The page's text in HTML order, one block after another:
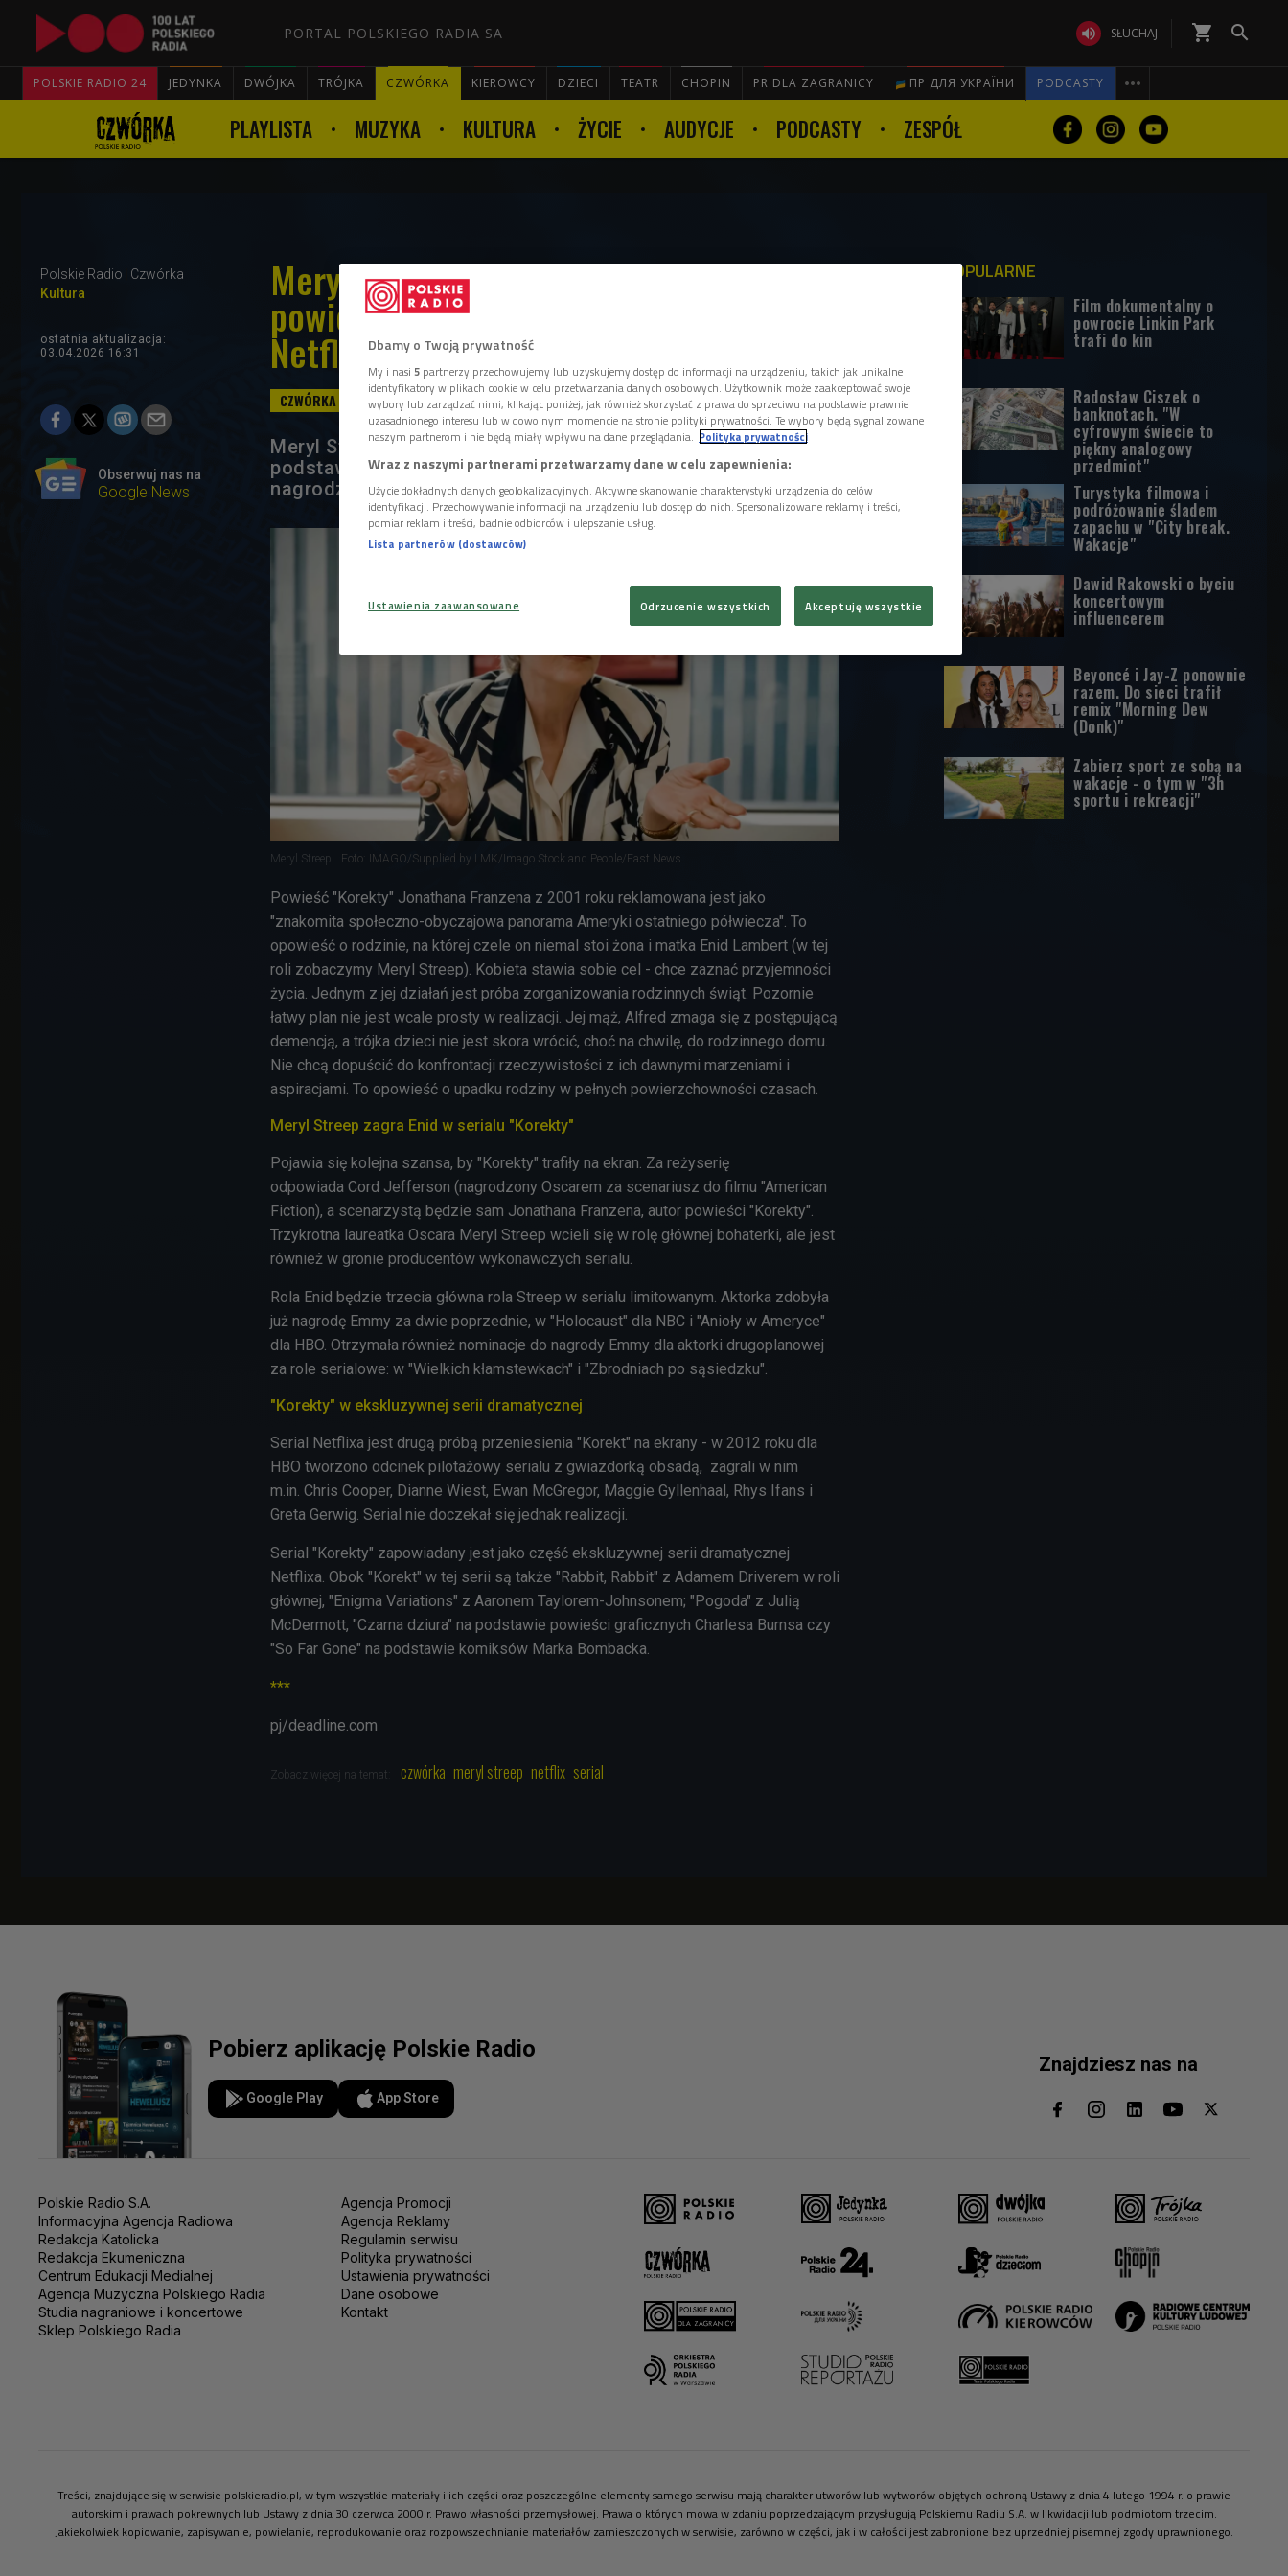
PORTAL POLSKIEGO RADIA SA  SŁUCHAJ shopping_cart 
POLSKIE RADIO 24 JEDYNKA DWÓJKA TRÓJKA CZWÓRKA KIEROWCY DZIECI TEATR CHOPIN PR DLA ZAGRANICY ПР ДЛЯ УКРАЇНИ PODCASTY 

PLAYLISTA MUZYKA KULTURA ŻYCIE AUDYCJE PODCASTY ZESPÓŁ
Polskie Radio
Czwórka
Kultura
Meryl Streep zagra w ekranizacji
powieści "Korekty", nowym serialu
Netflixa
ostatnia aktualizacja:
03.04.2026 16:31
Obserwuj nas na
Google News
Meryl Streep zagra główną rolę w serialu Netflixa na
podstawie książki "Jonathana Franzena "Korekty". To powieść
nagrodzona National Book Award.
Meryl Streep Foto: IMAGO/Supplied by LMK/Imago Stock and People/East News
Powieść "Korekty" Jonathana Franzena z 2001 roku reklamowana jest jako
"znakomita społeczno-obyczajowa panorama Ameryki ostatniego półwiecza". To
opowieść o rodzinie, na której czele on niemal stoi żona i matka Enid Lambert (w tej
roli zobaczymy Meryl Streep). Kobieta stawia sobie cel - chce zaznać przyjemności
życia. Jednym z jej działań jest próba zorganizowania rodzinnych świąt. Pozornie
łatwy plan nie jest wcale prosty w realizacji. Jej mąż, Alfred zmaga się z postępującą
demencją, a trójka dzieci nie jest skora wrócić, choć na chwilę, do rodzinnego domu.
Nie chcą dopuścić do konfrontacji rzeczywistości z ich dawnymi marzeniami i
aspiracjami. To opowieść o upadku rodziny w pełnych powierzchowności czasach.
Meryl Streep zagra Enid w serialu "Korekty"
Pojawia się kolejna szansa, by "Korekty" trafiły na ekran. Za reżyserię
odpowiada Cord Jefferson (nagrodzony Oscarem za scenariusz do filmu "American
Fiction), a scenarzystą będzie sam Jonathana Franzena, autor powieści "Korekty".
Trzykrotna laureatka Oscara Meryl Streep wcieli się w rolę głównej bohaterki, ale jest
również w gronie producentów wykonawczych serialu.
Rola Enid będzie trzecia główna rola Streep w serialu limitowanym. Aktorka zdobyła
już nagrodę Emmy za dwie poprzednie, w "Holocaust" dla NBC i "Anioły w Ameryce"
dla HBO. Otrzymała również nominacje do nagrody Emmy dla aktorki drugoplanowej
za role serialowe: w "Wielkich kłamstewkach" i "Zbrodniach po sąsiedzku".
"Korekty" w ekskluzywnej serii dramatycznej
Serial Netflixa jest drugą próbą przeniesienia "Korekt" na ekrany - w 2012 roku dla
HBO tworzono odcinek pilotażowy serialu z gwiazdorką obsadą, zagrali w nim
m.in. Chris Cooper, Dianne Wiest, Ewan McGregor, Maggie Gyllenhaal, Rhys Ifans i
Greta Gerwig. Serial nie doczekał się jednak realizacji.
Serial "Korekty" zapowiadany jest jako część ekskluzywnej serii dramatycznej
Netflixa. Obok "Korekt" w tej serii są także "Rabbit, Rabbit" z Adamem Driverem w roli
głównej, "Enigma Variations" z Aaronem Taylorem-Johnsonem; "Pogoda" z Julią
McDermott, "Czarna dziura" na podstawie powieści graficznych Charlesa Burnsa czy
"So Far Gone" na podstawie komiksów Marka Bombacka.
***
pj/deadline.com
Zobacz więcej na temat: czwórka meryl streep netflix serial
POPULARNE
Film dokumentalny o
powrocie Linkin Park
trafi do kin
Radosław Ciszek o
banknotach. "W
cyfrowym świecie to
piękny analogowy
przedmiot"
Turystyka filmowa i
podróżowanie śladem
zapachu w "City break.
Wakacje"
Dawid Rakowski o byciu
koncertowym
influencerem
Beyoncé i Jay-Z ponownie
razem. Do sieci trafił
remix "Morning Dew
(Donk)"
Zabierz sport ze sobą na
wakacje - o tym w "3h
sportu i rekreacji"
Pobierz aplikację Polskie Radio
Google Play App Store
Znajdziesz nas na
Polskie Radio S.A.
Informacyjna Agencja Radiowa
Redakcja Katolicka
Redakcja Ekumeniczna
Centrum Edukacji Medialnej
Agencja Muzyczna Polskiego Radia
Studia nagraniowe i koncertowe
Sklep Polskiego Radia
Agencja Promocji
Agencja Reklamy
Regulamin serwisu
Polityka prywatności
Ustawienia prywatności
Dane osobowe
Kontakt
Treści, znajdujące się w serwisie polskieradio.pl, w tym wszystkie materiały i ich części oraz poszczególne elementy samego serwisu mają charakter utworów lub wytworów objętych ochroną Ustawy z dnia 4 lutego 1994 r. o prawie
autorskim i prawach pokrewnych lub Ustawy z dnia 30 czerwca 2000 r. Prawo własności przemysłowej. Prawa o których mowa w zdaniu poprzedzającym przysługują Polskiemu Radiu S.A. w likwidacji lub podmiotom trzecim.
Jakiekolwiek kopiowanie, zapisywanie, powielanie, reprodukowanie oraz rozpowszechnianie materiałów zamieszczonych w serwisie, zarówno w części, jak i w całości jest zabronione bez uprzedniej pisemnej zgody uprawnionego.
Dbamy o Twoją prywatność
My i nasi 5 partnerzy przechowujemy lub uzyskujemy dostęp do informacji na urządzeniu, takich jak unikalne
identyfikatory w plikach cookie w celu przetwarzania danych osobowych. Użytkownik może zaakceptować swoje
wybory lub zarządzać nimi, klikając poniżej, jak również skorzystać z prawa do sprzeciwu na podstawie prawnie
uzasadnionego interesu lub w dowolnym momencie na stronie polityki prywatności. Te wybory będą sygnalizowane
naszym partnerom i nie będą miały wpływu na dane przeglądania. Polityka prywatności
Wraz z naszymi partnerami przetwarzamy dane w celu zapewnienia:
Użycie dokładnych danych geolokalizacyjnych. Aktywne skanowanie charakterystyki urządzenia do celów
identyfikacji. Przechowywanie informacji na urządzeniu lub dostęp do nich. Spersonalizowane reklamy i treści,
pomiar reklam i treści, badnie odbiorców i ulepszanie usług.
Lista partnerów (dostawców)
Ustawienia zaawansowane Odrzucenie wszystkich Akceptuję wszystkie